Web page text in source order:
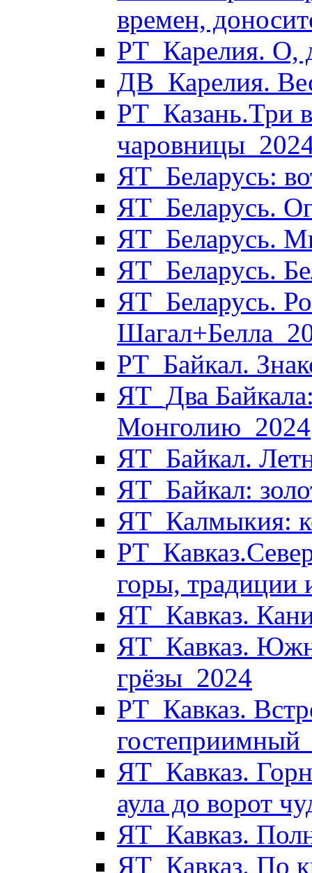
времен,
РТ_Карелия. О,
ДВ_Карелия.
РТ_Казань.Три
ЯТ_Беларусь:
ЯТ_Беларусь.
ЯТ_Беларусь.
ЯТ_Беларусь.
ЯТ_Беларусь.
РТ_Байкал.
ЯТ_Два
Монголию_2024
ЯТ_Байкал.
ЯТ_Байкал:
ЯТ_Калмыкия:
горы, традиции
ЯТ_Кавказ.
ЯТ_Кавказ.
грёзы_2024
РТ_Кавказ.
ЯТ_Кавказ.
аула до ворот
ЯТ_Кавказ.
ЯТ_Кавказ. По